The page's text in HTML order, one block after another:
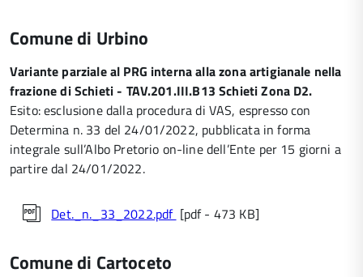
Comune di Urbino
Variante parziale al PRG interna alla zona artigianale nella
frazione di Schieti - TAV.201.III.B13 Schieti Zona D2.
Esito: esclusione dalla procedura di VAS, espresso con
Determina n. 33 del 24/01/2022, pubblicata in forma
integrale sull’Albo Pretorio on-line dell’Ente per 15 giorni a
partire dal 24/01/2022.
Det._n._33_2022.pdf [pdf - 473 KB]
Comune di Cartoceto